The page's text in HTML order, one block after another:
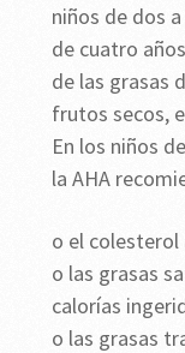
niños de dos
de cuatro
de las grasas
frutos secos,
En los niños
la AHA
o el colesterol
o las grasas
calorías
o las grasas